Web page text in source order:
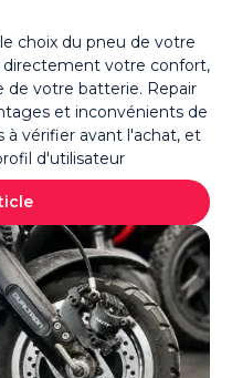
choix du pneu de votre
votre confort,
de votre batterie. Repair
et inconvénients de
à vérifier avant l'achat, et
d'utilisateur